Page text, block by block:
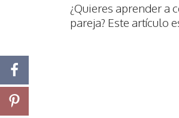
¿Quieres aprender a
pareja? Este artículo